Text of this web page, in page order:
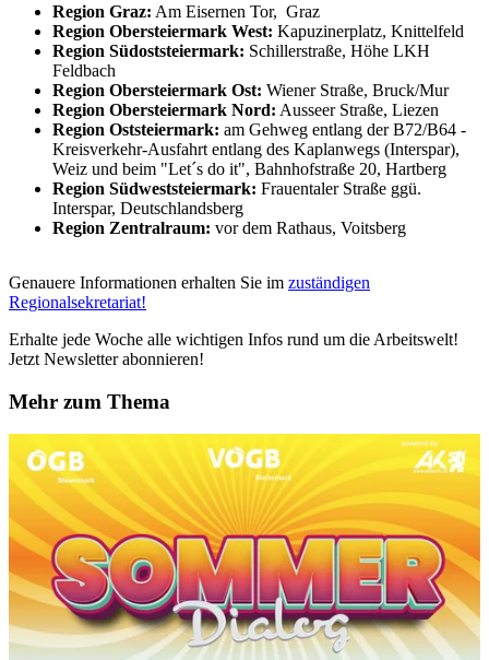
Region Graz: Am Eisernen Tor, Graz
Region Obersteiermark West: Kapuzinerplatz, Knittelfeld
Region Südoststeiermark: Schillerstraße, Höhe LKH
Feldbach
Region Obersteiermark Ost: Wiener Straße, Bruck/Mur
Region Obersteiermark Nord: Ausseer Straße, Liezen
Region Oststeiermark: am Gehweg entlang der B72/B64 -
Kreisverkehr-Ausfahrt entlang des Kaplanwegs (Interspar),
Weiz und beim "Let´s do it", Bahnhofstraße 20, Hartberg
Region Südweststeiermark: Frauentaler Straße ggü.
Interspar, Deutschlandsberg
Region Zentralraum: vor dem Rathaus, Voitsberg
Genauere Informationen erhalten Sie im zuständigen
Regionalsekretariat!
Erhalte jede Woche alle wichtigen Infos rund um die Arbeitswelt!
Jetzt Newsletter abonnieren!
Mehr zum Thema